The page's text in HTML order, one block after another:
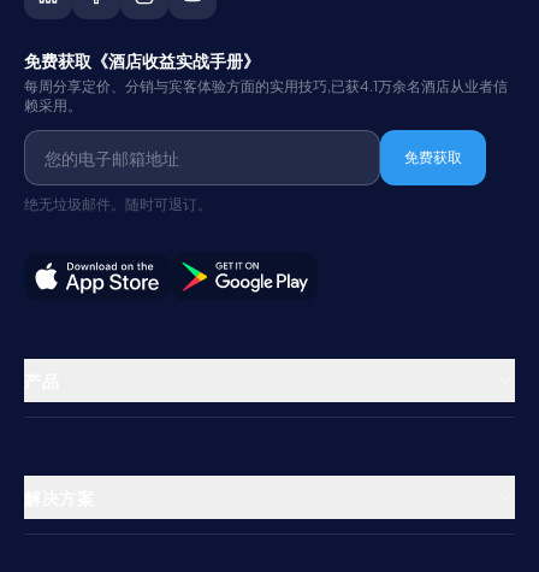
免费获取《酒店收益实战手册》
每周分享定价、分销与宾客体验方面的实用技巧,已获4.1万余名酒店从业者信
赖采用。
免费获取
绝无垃圾邮件。随时可退订。
物业管理
预订引擎
酒店